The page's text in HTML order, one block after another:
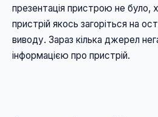
презентація пристрою не було,
пристрій якось загоріться на
виводу. Зараз кілька джерел
інформацією про пристрій.